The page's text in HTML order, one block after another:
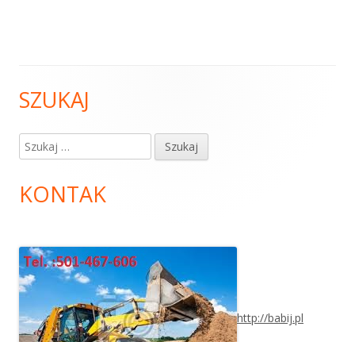
Główny
panel
SZUKAJ
Szukaj:
KONTAK
http://babij.pl